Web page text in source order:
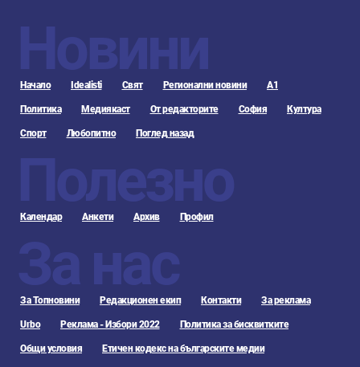
Новини
Начало Idealisti Свят Регионални новини А1
Политика Медиякаст От редакторите София Култура
Спорт Любопитно Поглед назад
Полезно
Календар Анкети Архив Профил
За нас
За Топновини Редакционен екип Контакти За реклама
Urbo Реклама - Избори 2022 Политика за бисквитките
Общи условия Етичен кодекс на българските медии